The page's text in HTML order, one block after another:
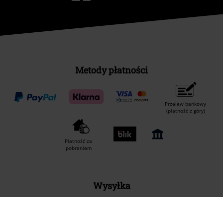
Metody płatności
Przelew bankowy
(płatność z góry)
Płatność za
pobraniem
Wysyłka